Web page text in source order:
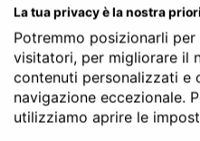
chi cerca il
vuole
Notaio
notaio
trovalo da
La tua privacy è la nostra
Potremmo posizionarli
visitatori, per migliorare il
contenuti personalizzati e
navigazione eccezionale.
utilizziamo aprire le